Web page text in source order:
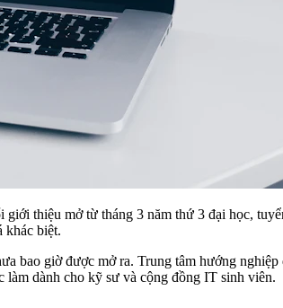
giới thiệu mở từ tháng 3 năm thứ 3 đại học,
khác biệt.
giờ được mở ra. Trung tâm hướng
làm dành cho kỹ sư và cộng đồng IT sinh viên.